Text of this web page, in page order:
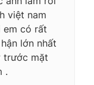
việt nam
em có rất
lớn nhất
trước mặt
.